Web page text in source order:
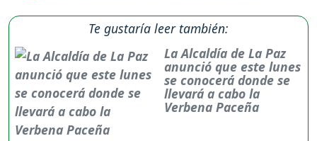
Te gustaría leer también:
La Alcaldía de La Paz
anunció que este lunes
se conocerá donde se
llevará a cabo la
Verbena Paceña